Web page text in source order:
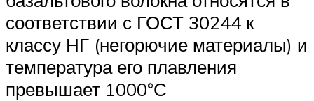
соответствии с ГОСТ 30244 к
классу НГ (негорючие материалы) и
температура его плавления
превышает 1000°С